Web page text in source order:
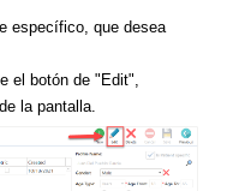
específico, que desea
el botón de "Edit",
la pantalla.